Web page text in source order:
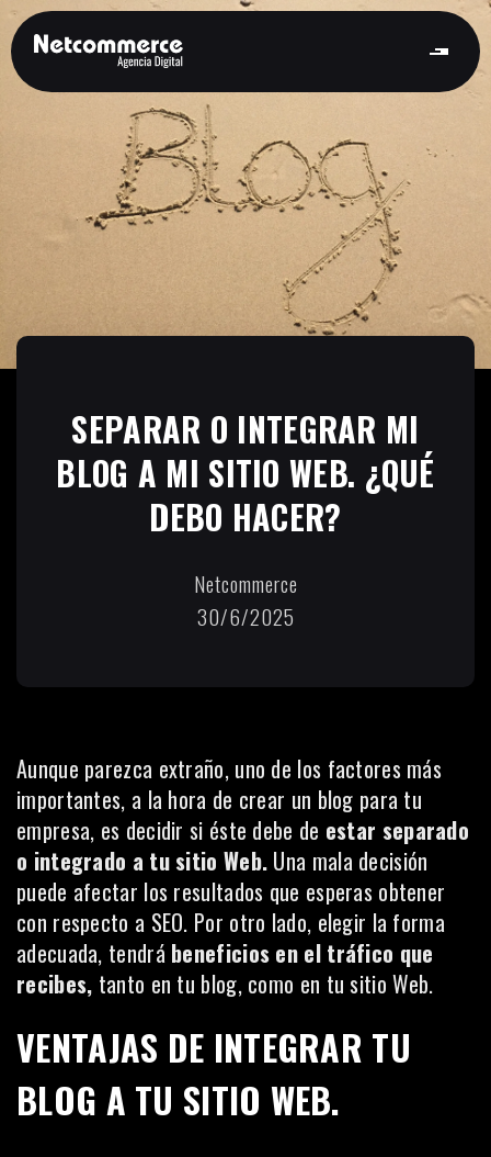
SEPARAR O INTEGRAR MI
BLOG A MI SITIO WEB. ¿QUÉ
DEBO HACER?
Netcommerce
30/6/2025
Aunque parezca extraño, uno de los factores más
importantes, a la hora de crear un blog para tu
empresa, es decidir si éste debe de estar separado
o integrado a tu sitio Web. Una mala decisión
puede afectar los resultados que esperas obtener
con respecto a SEO. Por otro lado, elegir la forma
adecuada, tendrá beneficios en el tráfico que
recibes, tanto en tu blog, como en tu sitio Web.
VENTAJAS DE INTEGRAR TU
BLOG A TU SITIO WEB.